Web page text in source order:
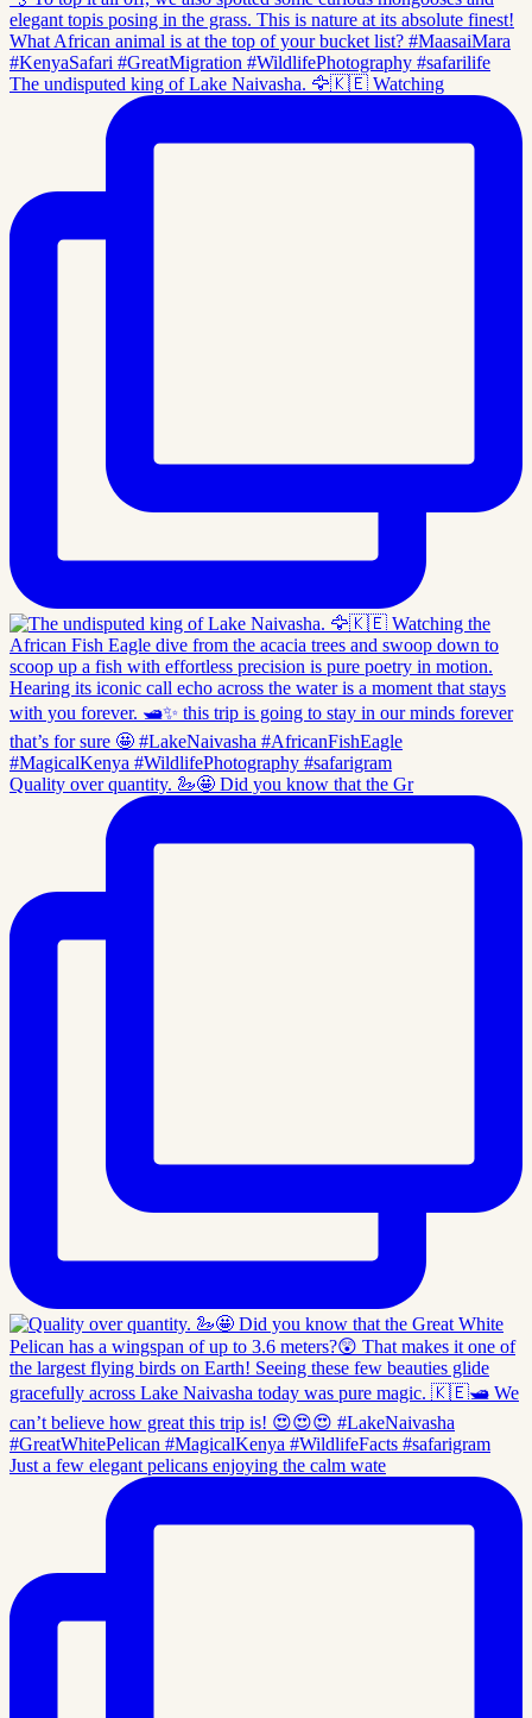
The undisputed king of Lake Naivasha. 🦅🇰🇪 Watching
Quality over quantity. 🦢🤩 Did you know that the Gr
Just a few elegant pelicans enjoying the calm wate